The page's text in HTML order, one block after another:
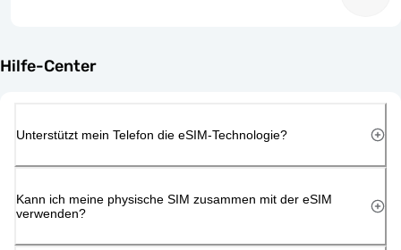
Hilfe-Center
Unterstützt mein Telefon die eSIM-Technologie?
Kann ich meine physische SIM zusammen mit der eSIM
verwenden?